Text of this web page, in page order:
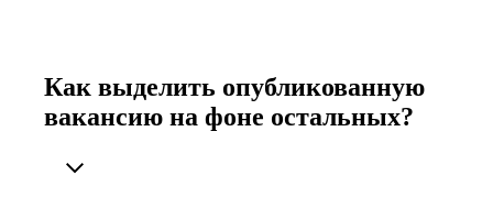
Как выделить опубликованную
вакансию на фоне остальных?